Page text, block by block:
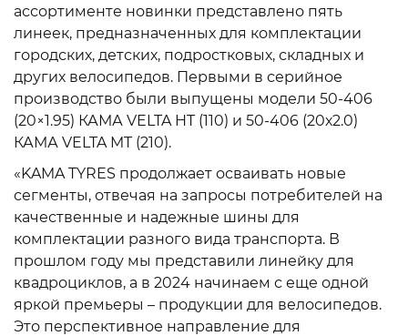
ассортименте новинки представлено пять
линеек, предназначенных для комплектации
городских, детских, подростковых, складных и
других велосипедов. Первыми в серийное
производство были выпущены модели 50-406
(20×1.95) КАМА VELTA HT (110) и 50-406 (20х2.0)
КАМА VELTA MT (210).
«KAMA TYRES продолжает осваивать новые
сегменты, отвечая на запросы потребителей на
качественные и надежные шины для
комплектации разного вида транспорта. В
прошлом году мы представили линейку для
квадроциклов, а в 2024 начинаем с еще одной
яркой премьеры – продукции для велосипедов.
Это перспективное направление для